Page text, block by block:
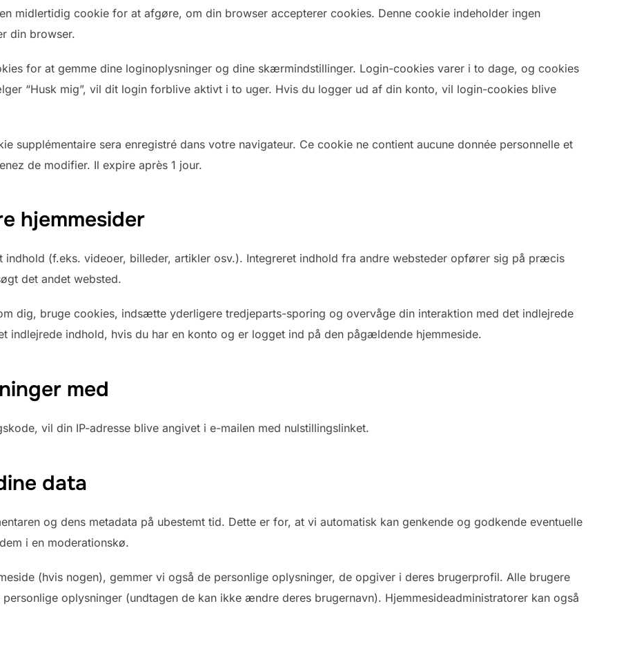
midlertidig cookie for at afgøre, om din browser accepterer cookies. Denne cookie indeholder ingen
din browser.
for at gemme dine loginoplysninger og dine skærmindstillinger. Login-cookies varer i to dage, og cookies
“Husk mig”, vil dit login forblive aktivt i to uger. Hvis du logger ud af din konto, vil login-cookies blive
supplémentaire sera enregistré dans votre navigateur. Ce cookie ne contient aucune donnée personnelle et
de modifier. Il expire après 1 jour.
hjemmesider
indhold (f.eks. videoer, billeder, artikler osv.). Integreret indhold fra andre websteder opfører sig på præcis
det andet websted.
dig, bruge cookies, indsætte yderligere tredjeparts-sporing og overvåge din interaktion med det indlejrede
indlejrede indhold, hvis du har en konto og er logget ind på den pågældende hjemmeside.
med
vil din IP-adresse blive angivet i e-mailen med nulstillingslinket.
data
og dens metadata på ubestemt tid. Dette er for, at vi automatisk kan genkende og godkende eventuelle
i en moderationskø.
(hvis nogen), gemmer vi også de personlige oplysninger, de opgiver i deres brugerprofil. Alle brugere
oplysninger (undtagen de kan ikke ændre deres brugernavn). Hjemmesideadministratorer kan også